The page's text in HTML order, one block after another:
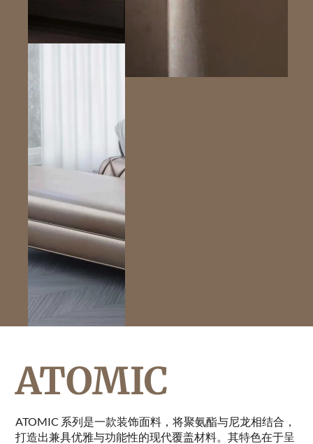
ATOMIC
ATOMIC 系列是一款装饰面料，将聚氨酯与尼龙相结合，
打造出兼具优雅与功能性的现代覆盖材料。其特色在于呈